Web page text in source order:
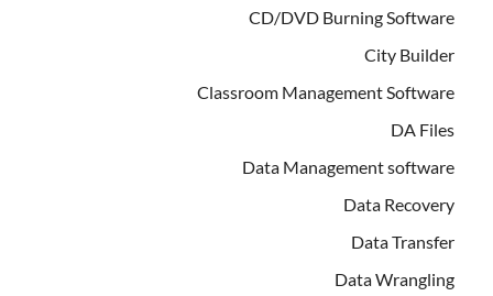
CD/DVD Burning Software
City Builder
Classroom Management Software
DA Files
Data Management software
Data Recovery
Data Transfer
Data Wrangling